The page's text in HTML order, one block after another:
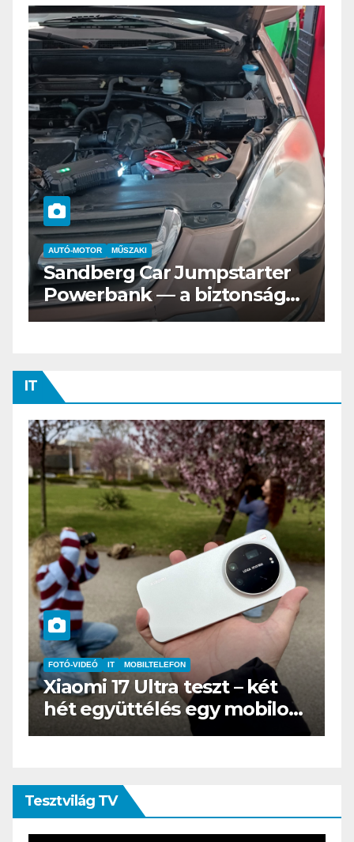
AUTÓ-MOTOR ELEKTROMOS
Az új Nissan LEAF csak a
Tesztvilágra vár!
IT
IT MŰSZAKI
BOOX Go 10.3 teszt – Amikor
az e-book olvasó felnő, és
öltönyt húz
Tesztvilág TV